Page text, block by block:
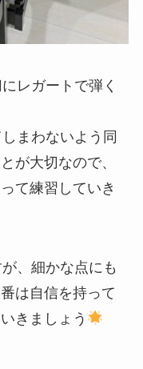
レガートで弾く
まわないよう同
が大切なので、
て練習していき
、細かな点にも
は自信を持って
きましょう